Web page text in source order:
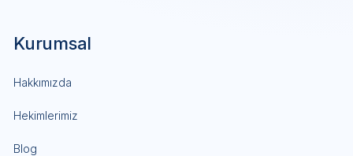
Kurumsal
Hakkımızda
Hekimlerimiz
Blog